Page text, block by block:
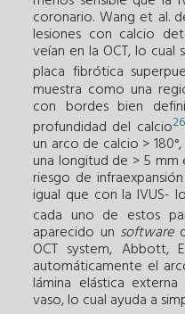
coronario. Wang et al.
lesiones con calcio
veían en la OCT, lo cual
placa fibrótica
muestra como una
con bordes bien
profundidad del calcio26
un arco de calcio >
una longitud de > 5 mm
riesgo de
igual que con la IVUS-
cada uno de estos
aparecido un software
OCT system, Abbott,
automáticamente el
lámina elástica
vaso, lo cual ayuda a